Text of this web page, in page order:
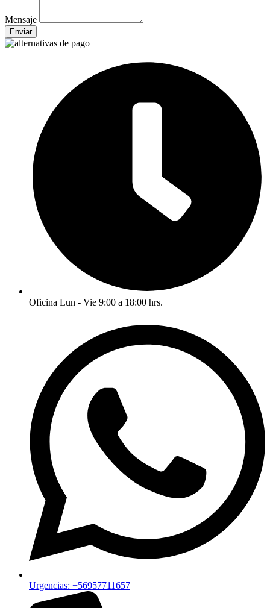
Mensaje
Enviar
Oficina Lun - Vie 9:00 a 18:00 hrs.
Urgencias: +56957711657